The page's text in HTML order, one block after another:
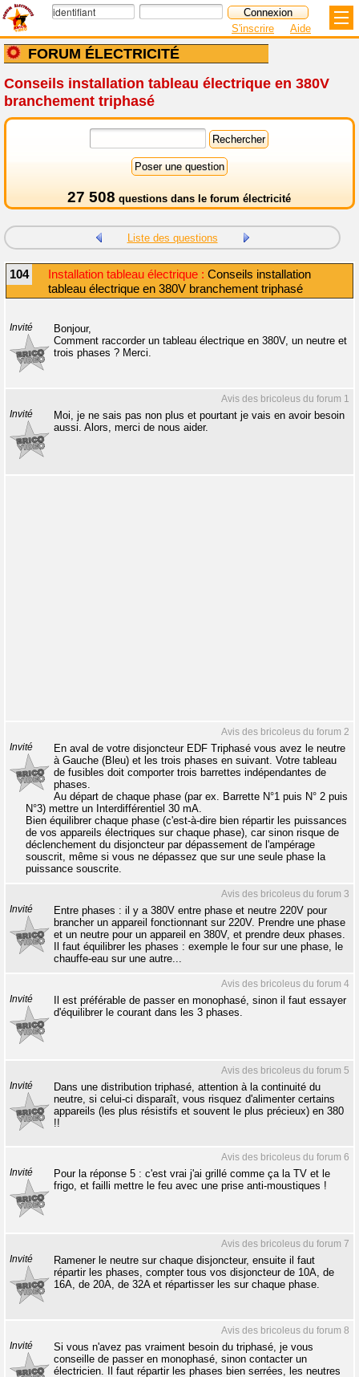
FORUM ÉLECTRICITÉ
S'inscrire Aide
Conseils installation tableau électrique en 380V
branchement triphasé
27 508 questions dans le forum électricité
Liste des questions
104 Installation tableau électrique : Conseils installation
tableau électrique en 380V branchement triphasé
Invité
Bonjour,
Comment raccorder un tableau électrique en 380V, un neutre et
trois phases ? Merci.
Avis des bricoleus du forum 1
Invité
Moi, je ne sais pas non plus et pourtant je vais en avoir besoin
aussi. Alors, merci de nous aider.
Avis des bricoleus du forum 2
Invité
En aval de votre disjoncteur EDF Triphasé vous avez le neutre
à Gauche (Bleu) et les trois phases en suivant. Votre tableau
de fusibles doit comporter trois barrettes indépendantes de
phases.
Au départ de chaque phase (par ex. Barrette N°1 puis N° 2 puis
N°3) mettre un Interdifférentiel 30 mA.
Bien équilibrer chaque phase (c'est-à-dire bien répartir les puissances
de vos appareils électriques sur chaque phase), car sinon risque de
déclenchement du disjoncteur par dépassement de l'ampérage
souscrit, même si vous ne dépassez que sur une seule phase la
puissance souscrite.
Avis des bricoleus du forum 3
Invité
Entre phases : il y a 380V entre phase et neutre 220V pour
brancher un appareil fonctionnant sur 220V. Prendre une phase
et un neutre pour un appareil en 380V, et prendre deux phases.
Il faut équilibrer les phases : exemple le four sur une phase, le
chauffe-eau sur une autre...
Avis des bricoleus du forum 4
Invité
Il est préférable de passer en monophasé, sinon il faut essayer
d'équilibrer le courant dans les 3 phases.
Avis des bricoleus du forum 5
Invité
Dans une distribution triphasé, attention à la continuité du
neutre, si celui-ci disparaît, vous risquez d'alimenter certains
appareils (les plus résistifs et souvent le plus précieux) en 380
!!
Avis des bricoleus du forum 6
Invité
Pour la réponse 5 : c'est vrai j'ai grillé comme ça la TV et le
frigo, et failli mettre le feu avec une prise anti-moustiques !
Avis des bricoleus du forum 7
Invité
Ramener le neutre sur chaque disjoncteur, ensuite il faut
répartir les phases, compter tous vos disjoncteur de 10A, de
16A, de 20A, de 32A et répartisser les sur chaque phase.
Avis des bricoleus du forum 8
Invité
Si vous n'avez pas vraiment besoin du triphasé, je vous
conseille de passer en monophasé, sinon contacter un
électricien. Il faut répartir les phases bien serrées, les neutres